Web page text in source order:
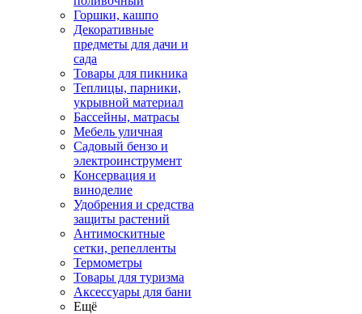
Горшки, кашпо
Декоративные
предметы для дачи и
сада
Товары для пикника
Теплицы, парники,
укрывной материал
Бассейны, матрасы
Мебель уличная
Садовый бензо и
электроинструмент
Консервация и
виноделие
Удобрения и средства
защиты растений
Антимоскитные
сетки, репелленты
Термометры
Товары для туризма
Аксессуары для бани
Ещё